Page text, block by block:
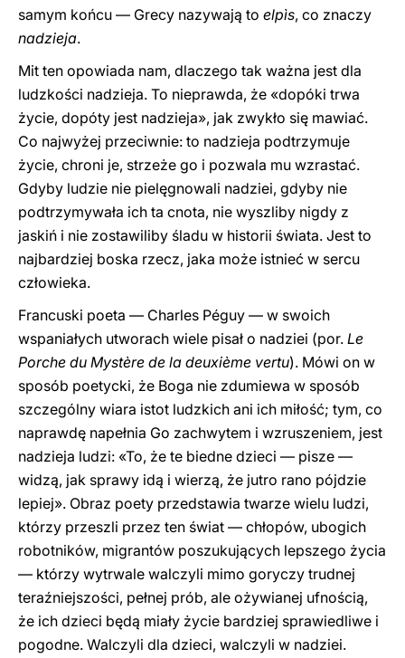
samym końcu — Grecy nazywają to elpìs, co znaczy
nadzieja.
Mit ten opowiada nam, dlaczego tak ważna jest dla
ludzkości nadzieja. To nieprawda, że «dopóki trwa
życie, dopóty jest nadzieja», jak zwykło się mawiać.
Co najwyżej przeciwnie: to nadzieja podtrzymuje
życie, chroni je, strzeże go i pozwala mu wzrastać.
Gdyby ludzie nie pielęgnowali nadziei, gdyby nie
podtrzymywała ich ta cnota, nie wyszliby nigdy z
jaskiń i nie zostawiliby śladu w historii świata. Jest to
najbardziej boska rzecz, jaka może istnieć w sercu
człowieka.
Francuski poeta — Charles Péguy — w swoich
wspaniałych utworach wiele pisał o nadziei (por. Le
Porche du Mystère de la deuxième vertu). Mówi on w
sposób poetycki, że Boga nie zdumiewa w sposób
szczególny wiara istot ludzkich ani ich miłość; tym, co
naprawdę napełnia Go zachwytem i wzruszeniem, jest
nadzieja ludzi: «To, że te biedne dzieci — pisze —
widzą, jak sprawy idą i wierzą, że jutro rano pójdzie
lepiej». Obraz poety przedstawia twarze wielu ludzi,
którzy przeszli przez ten świat — chłopów, ubogich
robotników, migrantów poszukujących lepszego życia
— którzy wytrwale walczyli mimo goryczy trudnej
teraźniejszości, pełnej prób, ale ożywianej ufnością,
że ich dzieci będą miały życie bardziej sprawiedliwe i
pogodne. Walczyli dla dzieci, walczyli w nadziei.